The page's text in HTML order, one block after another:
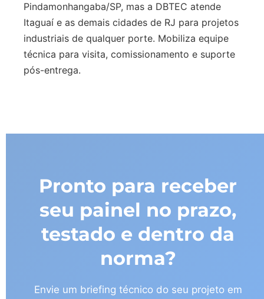
Pindamonhangaba/SP, mas a DBTEC atende
Itaguaí e as demais cidades de RJ para projetos
industriais de qualquer porte. Mobiliza equipe
técnica para visita, comissionamento e suporte
pós-entrega.
Pronto para receber
seu painel no prazo,
testado e dentro da
norma?
Envie um briefing técnico do seu projeto em